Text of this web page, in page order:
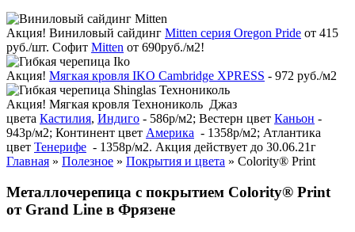
Акция! Виниловый сайдинг Mitten серия Oregon Pride от 415
руб./шт. Софит Mitten от 690руб./м2!
Акция! Мягкая кровля IKO Cambridge XPRESS - 972 руб./м2
Акция! Мягкая кровля Технониколь Джаз
цвета Кастилия, Индиго - 586р/м2; Вестерн цвет Каньон -
943р/м2; Континент цвет Америка - 1358р/м2; Атлантика
цвет Тенерифе - 1358р/м2. Акция действует до 30.06.21г
Главная » Полезное » Покрытия и цвета » Colority® Print
Металлочерепица с покрытием Colority® Print
от Grand Line в Фрязене